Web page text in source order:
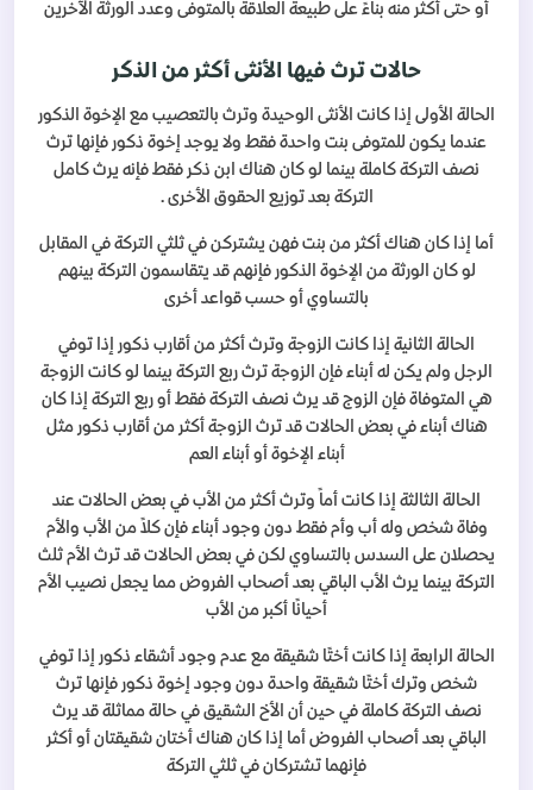
أو حتى أكثر منه بناءً على طبيعة العلاقة بالمتوفى وعدد الورثة الآخرين
حالات ترث فيها الأنثى أكثر من الذكر
الحالة الأولى إذا كانت الأنثى الوحيدة وترث بالتعصيب مع الإخوة الذكور
عندما يكون للمتوفى بنت واحدة فقط ولا يوجد إخوة ذكور فإنها ترث
نصف التركة كاملة بينما لو كان هناك ابن ذكر فقط فإنه يرث كامل
التركة بعد توزيع الحقوق الأخرى .
أما إذا كان هناك أكثر من بنت فهن يشتركن في ثلثي التركة في المقابل
لو كان الورثة من الإخوة الذكور فإنهم قد يتقاسمون التركة بينهم
بالتساوي أو حسب قواعد أخرى
الحالة الثانية إذا كانت الزوجة وترث أكثر من أقارب ذكور إذا توفي
الرجل ولم يكن له أبناء فإن الزوجة ترث ربع التركة بينما لو كانت الزوجة
هي المتوفاة فإن الزوج قد يرث نصف التركة فقط أو ربع التركة إذا كان
هناك أبناء في بعض الحالات قد ترث الزوجة أكثر من أقارب ذكور مثل
أبناء الإخوة أو أبناء العم
الحالة الثالثة إذا كانت أماً وترث أكثر من الأب في بعض الحالات عند
وفاة شخص وله أب وأم فقط دون وجود أبناء فإن كلاً من الأب والأم
يحصلان على السدس بالتساوي لكن في بعض الحالات قد ترث الأم ثلث
التركة بينما يرث الأب الباقي بعد أصحاب الفروض مما يجعل نصيب الأم
أحيانًا أكبر من الأب
الحالة الرابعة إذا كانت أختًا شقيقة مع عدم وجود أشقاء ذكور إذا توفي
شخص وترك أختًا شقيقة واحدة دون وجود إخوة ذكور فإنها ترث
نصف التركة كاملة في حين أن الأخ الشقيق في حالة مماثلة قد يرث
الباقي بعد أصحاب الفروض أما إذا كان هناك أختان شقيقتان أو أكثر
فإنهما تشتركان في ثلثي التركة